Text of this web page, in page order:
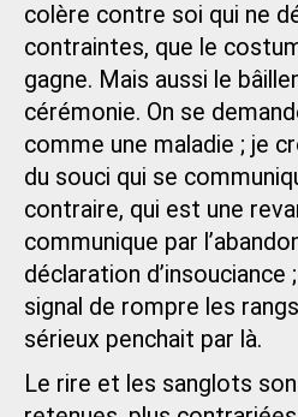
colère contre soi qui ne
contraintes, que le
gagne. Mais aussi le
cérémonie. On se
comme une maladie ; je
du souci qui se
contraire, qui est une
communique par
déclaration
signal de rompre les
sérieux penchait par là.
Le rire et les sanglots